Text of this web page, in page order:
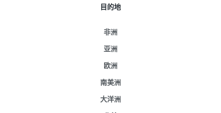
目的地
非洲
亚洲
欧洲
南美洲
大洋洲